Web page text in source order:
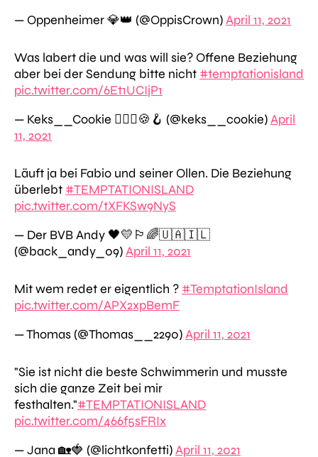
— Oppenheimer 💎👑 (@OppisCrown)April 11, 2021
Was labert die und was will sie? Offene Beziehung
aber bei der Sendung bitte nicht #temptationisland
pic.twitter.com/6Et1UCIjP1
— Keks__Cookie 👱🏼‍♀️🍪🪝 (@keks__cookie)April
11, 2021
Läuft ja bei Fabio und seiner Ollen. Die Beziehung
überlebt #TEMPTATIONISLAND
pic.twitter.com/tXFKSw9NyS
— Der BVB Andy 🖤💛🏳️‍🌈🇺🇦🇮🇱
(@back_andy_09)April 11, 2021
Mit wem redet er eigentlich ? #TemptationIsland
pic.twitter.com/APX2xpBemF
— Thomas (@Thomas__2290)April 11, 2021
"Sie ist nicht die beste Schwimmerin und musste
sich die ganze Zeit bei mir
festhalten."#TEMPTATIONISLAND
pic.twitter.com/466f5sFRIx
— Jana 🏡🍓 (@lichtkonfetti)April 11, 2021